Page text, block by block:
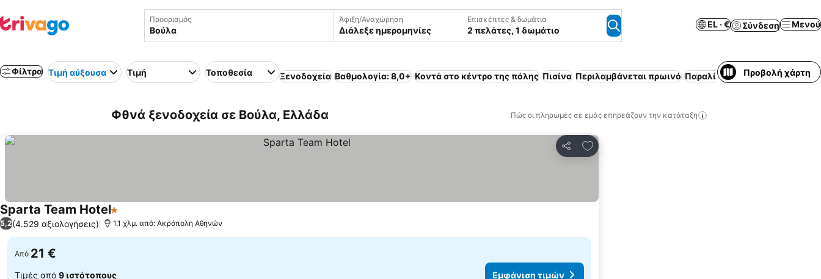
Προορισμός Άφιξη/Αναχώρηση
Διάλεξε ημερομηνίες
Επισκέπτες & δωμάτια
2 πελάτες, 1 δωμάτιο
EL · € Σύνδεση Μενού
Φίλτρα Τιμή αύξουσα Τιμή Τοποθεσία Ξενοδοχεία Βαθμολογία: 8,0+ Κοντά στο κέντρο της πόλης Πισίνα Περιλαμβάνεται πρωινό Παραλία Bed & breakfast
Προβολή χάρτη
Φθνά ξενοδοχεία σε Βούλα, Ελλάδα Πώς οι πληρωμές σε εμάς επηρεάζουν την κατάταξη
Κοινοποίηση
Προσθήκη στα αγαπημένα
Sparta Team Hotel1 Αστέρια
5,2(4.529 αξιολογήσεις) 1.1 χλμ. από: Ακρόπολη Αθηνών
Από 21 €
Τιμές από 9 ιστότοπους Εμφάνιση τιμών